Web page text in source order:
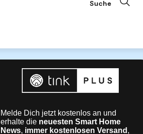
Suche
Melde Dich jetzt kostenlos an und
erhalte die neuesten Smart Home
News, immer kostenlosen Versand ,